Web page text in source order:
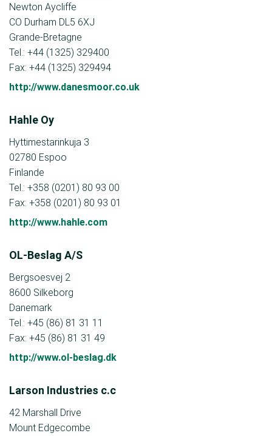
Newton Aycliffe
CO Durham DL5 6XJ
Grande-Bretagne
Tel.: +44 (1325) 329400
Fax: +44 (1325) 329494
http://www.danesmoor.co.uk
Hahle Oy
Hyttimestarinkuja 3
02780 Espoo
Finlande
Tel.: +358 (0201) 80 93 00
Fax: +358 (0201) 80 93 01
http://www.hahle.com
OL-Beslag A/S
Bergsoesvej 2
8600 Silkeborg
Danemark
Tel.: +45 (86) 81 31 11
Fax: +45 (86) 81 31 49
http://www.ol-beslag.dk
Larson Industries c.c
42 Marshall Drive
Mount Edgecombe